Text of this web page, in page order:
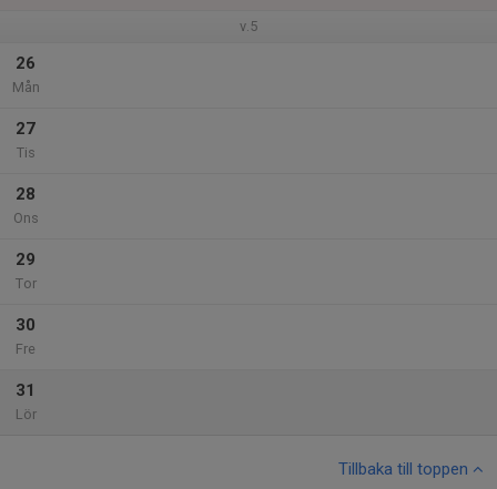
v.5
26
Mån
27
Tis
28
Ons
29
Tor
30
Fre
31
Lör
Tillbaka till toppen